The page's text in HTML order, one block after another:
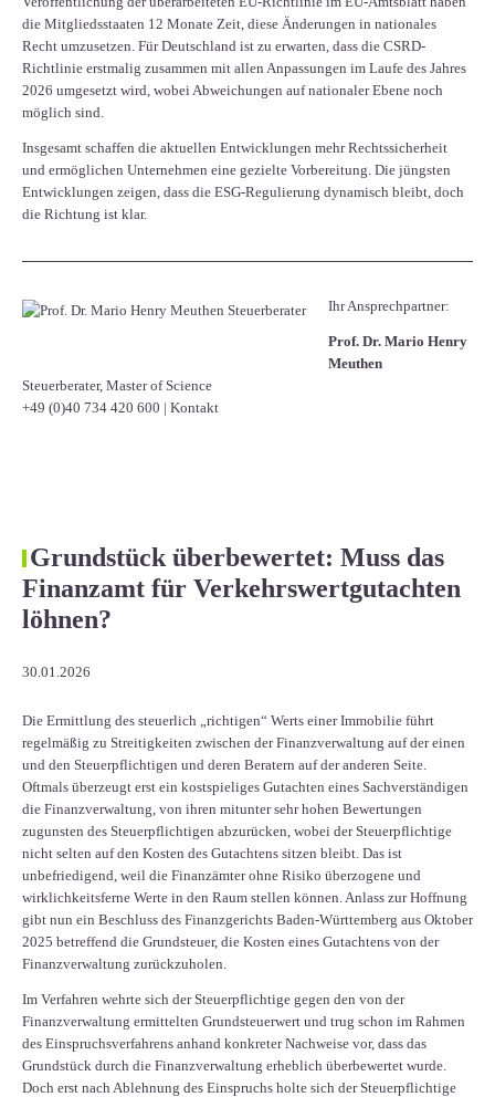
die Mitgliedsstaaten 12 Monate Zeit, diese Änderungen in nationales
Recht umzusetzen. Für Deutschland ist zu erwarten, dass die CSRD-
Richtlinie erstmalig zusammen mit allen Anpassungen im Laufe des Jahres
2026 umgesetzt wird, wobei Abweichungen auf nationaler Ebene noch
möglich sind.
Insgesamt schaffen die aktuellen Entwicklungen mehr Rechtssicherheit
und ermöglichen Unternehmen eine gezielte Vorbereitung. Die jüngsten
Entwicklungen zeigen, dass die ESG-Regulierung dynamisch bleibt, doch
die Richtung ist klar.
Ihr Ansprechpartner:
Prof. Dr. Mario Henry
Meuthen
Steuerberater, Master of Science
+49 (0)40 734 420 600 | Kontakt
Grundstück überbewertet: Muss das
Finanzamt für Verkehrswertgutachten
löhnen?
30.01.2026
Die Ermittlung des steuerlich „richtigen“ Werts einer Immobilie führt
regelmäßig zu Streitigkeiten zwischen der Finanzverwaltung auf der einen
und den Steuerpflichtigen und deren Beratern auf der anderen Seite.
Oftmals überzeugt erst ein kostspieliges Gutachten eines Sachverständigen
die Finanzverwaltung, von ihren mitunter sehr hohen Bewertungen
zugunsten des Steuerpflichtigen abzurücken, wobei der Steuerpflichtige
nicht selten auf den Kosten des Gutachtens sitzen bleibt. Das ist
unbefriedigend, weil die Finanzämter ohne Risiko überzogene und
wirklichkeitsferne Werte in den Raum stellen können. Anlass zur Hoffnung
gibt nun ein Beschluss des Finanzgerichts Baden-Württemberg aus Oktober
2025 betreffend die Grundsteuer, die Kosten eines Gutachtens von der
Finanzverwaltung zurückzuholen.
Im Verfahren wehrte sich der Steuerpflichtige gegen den von der
Finanzverwaltung ermittelten Grundsteuerwert und trug schon im Rahmen
des Einspruchsverfahrens anhand konkreter Nachweise vor, dass das
Grundstück durch die Finanzverwaltung erheblich überbewertet wurde.
Doch erst nach Ablehnung des Einspruchs holte sich der Steuerpflichtige